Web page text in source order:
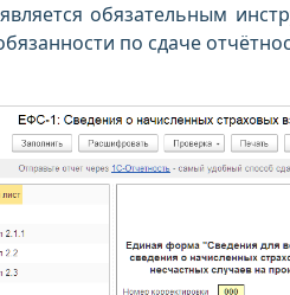
обязательным
по сдаче